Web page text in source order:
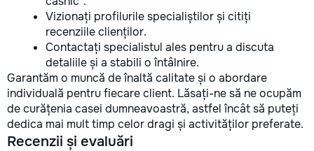
Vizionați profilurile specialiștilor și citiți
recenziile clienților.
Contactați specialistul ales pentru a discuta
detaliile și a stabili o întâlnire.
Garantăm o muncă de înaltă calitate și o abordare
individuală pentru fiecare client. Lăsați-ne să ne ocupăm
de curățenia casei dumneavoastră, astfel încât să puteți
dedica mai mult timp celor dragi și activităților preferate.
Recenzii și evaluări